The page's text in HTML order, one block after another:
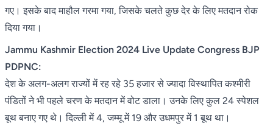
गए। इसके बाद माहौल गरमा गया, जिसके चलते कुछ देर के लिए मतदान रोक
दिया गया।
Jammu Kashmir Election 2024 Live Update Congress BJP
PDPNC:
देश के अलग-अलग राज्यों में रह रहे 35 हजार से ज्यादा विस्थापित कश्मीरी
पंडितों ने भी पहले चरण के मतदान में वोट डाला। उनके लिए कुल 24 स्पेशल
बूथ बनाए गए थे। दिल्ली में 4, जम्मू में 19 और उधमपुर में 1 बूथ था।